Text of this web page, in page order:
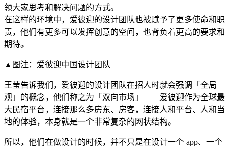
领大家思考和解决问题的方式。
在这样的环境中，爱彼迎的设计团队也被赋予了更多使命和职
责，他们有更多可以发挥创意的空间，也背负着更高的要求和
期待。
▲图注：爱彼迎中国设计团队
王莹告诉我们，爱彼迎的设计团队在招人时就会强调「全局
观」的概念，他们称之为「双向市场」——爱彼迎作为全球最
大民宿平台，连接那么多房东、房客，连接人和平台、人和当
地的体验，本身就是一个非常复杂的网状结构。
所以，他们在做设计的时候，并不只是在设计一个 app、一个